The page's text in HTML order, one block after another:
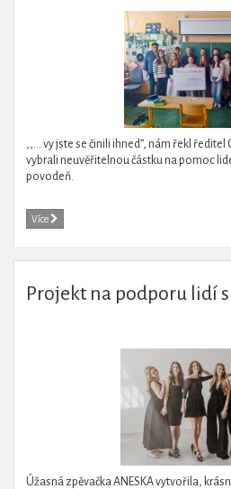
,,... vy jste se činili ihned”, nám řekl
vybrali neuvěřitelnou částku na pomoc
povodeň.
Více
Projekt na podporu lidí s
Úžasná zpěvačka ANESKA vytvořila,